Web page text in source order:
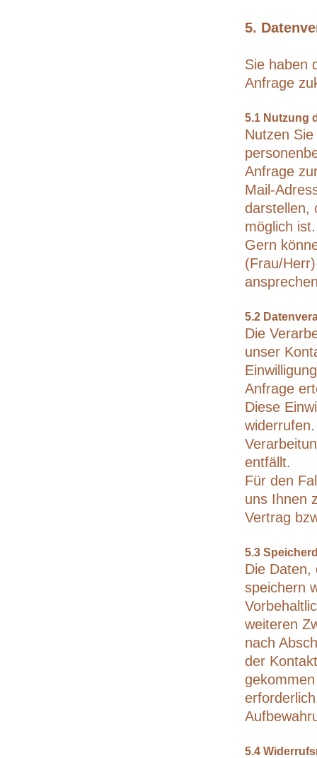
5.
Sie haben
Anfrage
5.1 Nutzung
Nutzen
Anfrage
Mail-
darstellen,
möglich ist.
Gern
(Frau/
5.2
Die
unser
Anfrage
Diese
entfällt.
Für den
uns Ihnen
Vertrag
5.3
Die Daten,
speichern
weiteren
nach
der
5.4